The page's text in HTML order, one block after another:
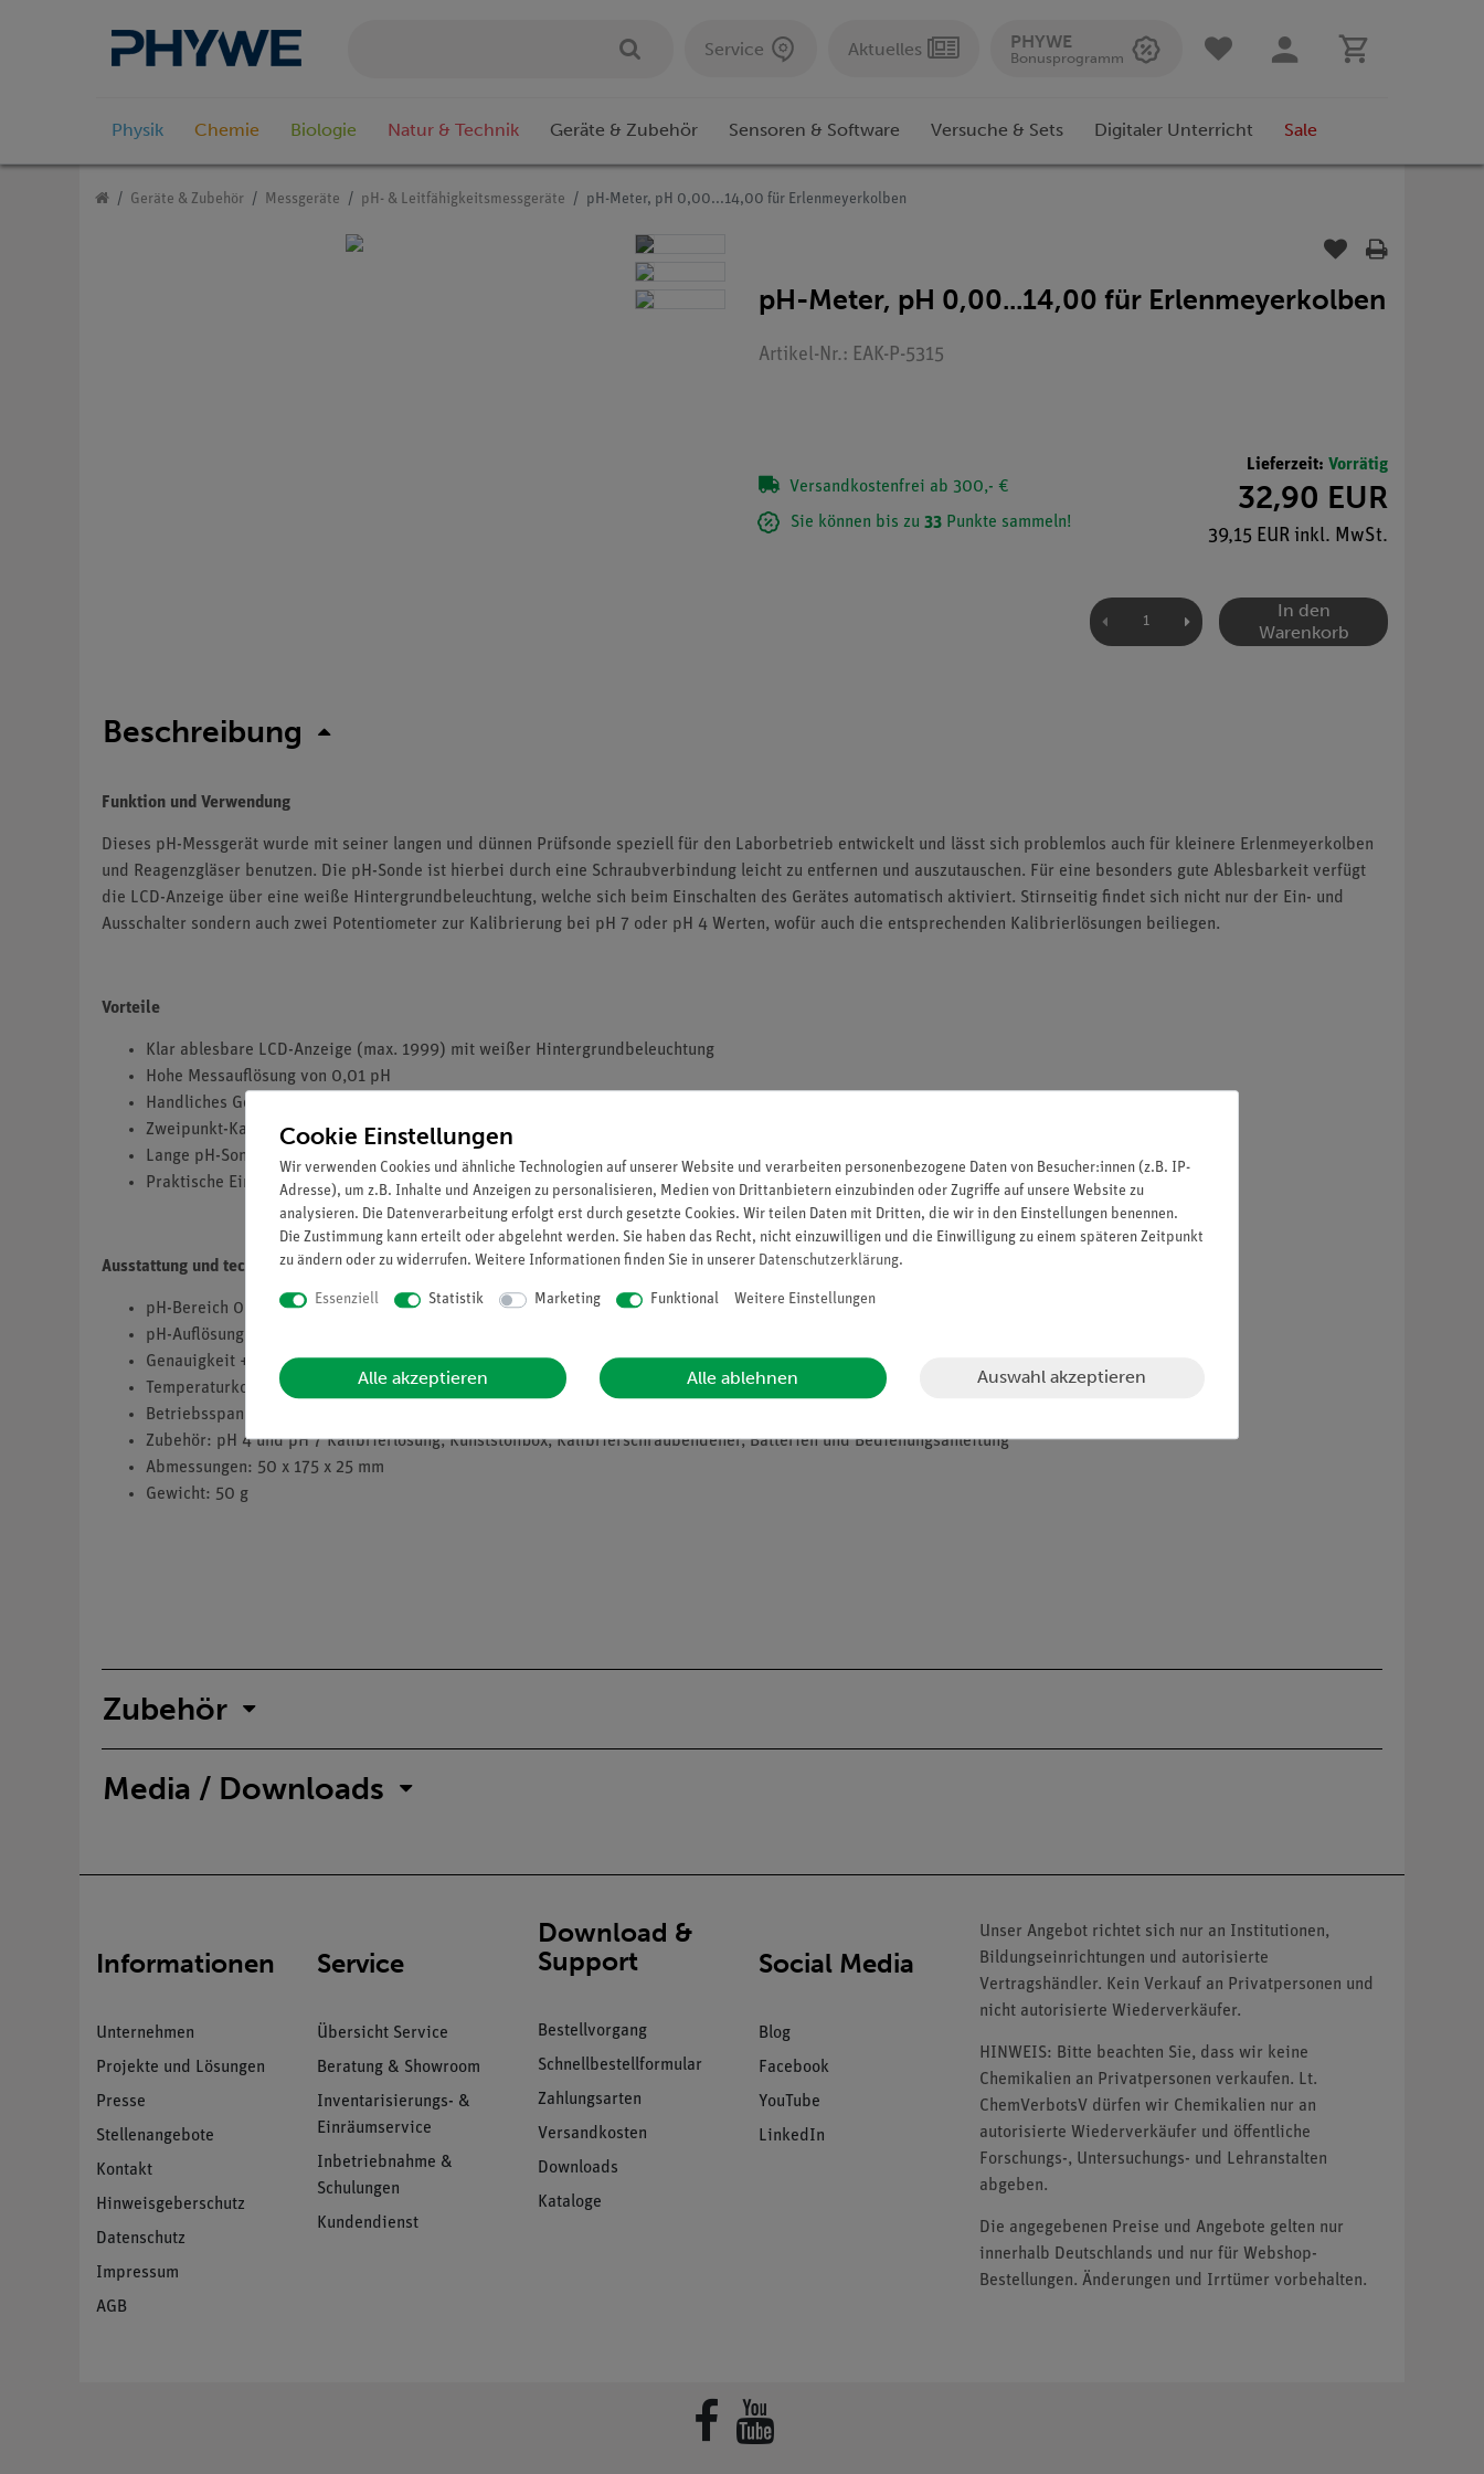
Service Aktuelles PHYWE
Bonusprogramm
Physik Chemie Biologie Natur & Technik Geräte & Zubehör Sensoren & Software Versuche & Sets Digitaler Unterricht Sale
Geräte & Zubehör Messgeräte pH- & Leitfähigkeitsmessgeräte pH-Meter, pH 0,00...14,00 für Erlenmeyerkolben
pH-Meter, pH 0,00...14,00 für Erlenmeyerkolben
Artikel-Nr.: EAK-P-5315
Versandkostenfrei ab 300,- €
Sie können bis zu 33 Punkte sammeln!
Lieferzeit: Vorrätig
32,90 EUR
39,15 EUR inkl. MwSt.
In den
Warenkorb
Beschreibung
Funktion und Verwendung
Dieses pH-Messgerät wurde mit seiner langen und dünnen Prüfsonde speziell für den Laborbetrieb entwickelt und lässt sich problemlos auch für kleinere Erlenmeyerkolben
und Reagenzgläser benutzen. Die pH-Sonde ist hierbei durch eine Schraubverbindung leicht zu entfernen und auszutauschen. Für eine besonders gute Ablesbarkeit verfügt
die LCD-Anzeige über eine weiße Hintergrundbeleuchtung, welche sich beim Einschalten des Gerätes automatisch aktiviert. Stirnseitig findet sich nicht nur der Ein- und
Ausschalter sondern auch zwei Potentiometer zur Kalibrierung bei pH 7 oder pH 4 Werten, wofür auch die entsprechenden Kalibrierlösungen beiliegen.
Vorteile
Klar ablesbare LCD-Anzeige (max. 1999) mit weißer Hintergrundbeleuchtung
Hohe Messauflösung von 0,01 pH
Handliches Gehäusedesign mit leicht wechselbarer Sonde
Zweipunkt-Kalibrierung über Potentiometer
Lange pH-Sonde für den Einsatz im Laborbetrieb
Praktische Einhandbedienung Ersatzsonde optional erhältlich - Modell "P 5315 PR"
Ausstattung und technische Daten
pH-Bereich 0,00...14,00
pH-Auflösung 0,01
Genauigkeit +/- 0,1 pH
Temperaturkompensation 0...50°C
Betriebsspannung: 4 x 1,5 V Batterien (LR-44)
Zubehör: pH 4 und pH 7 Kalibrierlösung, Kunststoffbox, Kalibrierschraubendeher, Batterien und Bedienungsanleitung
Abmessungen: 50 x 175 x 25 mm
Gewicht: 50 g
Zubehör
Media / Downloads
Informationen
Unternehmen
Projekte und Lösungen
Presse
Stellenangebote
Kontakt
Hinweisgeberschutz
Datenschutz
Impressum
AGB
Service
Übersicht Service
Beratung & Showroom
Inventarisierungs- &
Einräumservice
Inbetriebnahme &
Schulungen
Kundendienst
Download &
Support
Bestellvorgang
Schnellbestellformular
Zahlungsarten
Versandkosten
Downloads
Kataloge
Social Media
Blog
Facebook
YouTube
LinkedIn
Unser Angebot richtet sich nur an Institutionen,
Bildungseinrichtungen und autorisierte
Vertragshändler. Kein Verkauf an Privatpersonen und
nicht autorisierte Wiederverkäufer.
HINWEIS: Bitte beachten Sie, dass wir keine
Chemikalien an Privatpersonen verkaufen. Lt.
ChemVerbotsV dürfen wir Chemikalien nur an
autorisierte Wiederverkäufer und öffentliche
Forschungs-, Untersuchungs- und Lehranstalten
abgeben.
Die angegebenen Preise und Angebote gelten nur
innerhalb Deutschlands und nur für Webshop-
Bestellungen. Änderungen und Irrtümer vorbehalten.
Cookie Einstellungen
Wir verwenden Cookies und ähnliche Technologien auf unserer Website und verarbeiten personenbezogene Daten von Besucher:innen (z.B. IP-
Adresse), um z.B. Inhalte und Anzeigen zu personalisieren, Medien von Drittanbietern einzubinden oder Zugriffe auf unsere Website zu
analysieren. Die Datenverarbeitung erfolgt erst durch gesetzte Cookies. Wir teilen Daten mit Dritten, die wir in den Einstellungen benennen.
Die Zustimmung kann erteilt oder abgelehnt werden. Sie haben das Recht, nicht einzuwilligen und die Einwilligung zu einem späteren Zeitpunkt
zu ändern oder zu widerrufen. Weitere Informationen finden Sie in unserer Daten­schutz­erklärung.
Essenziell Statistik Marketing Funktional Weitere Einstellungen
Alle akzeptieren Alle ablehnen Auswahl akzeptieren